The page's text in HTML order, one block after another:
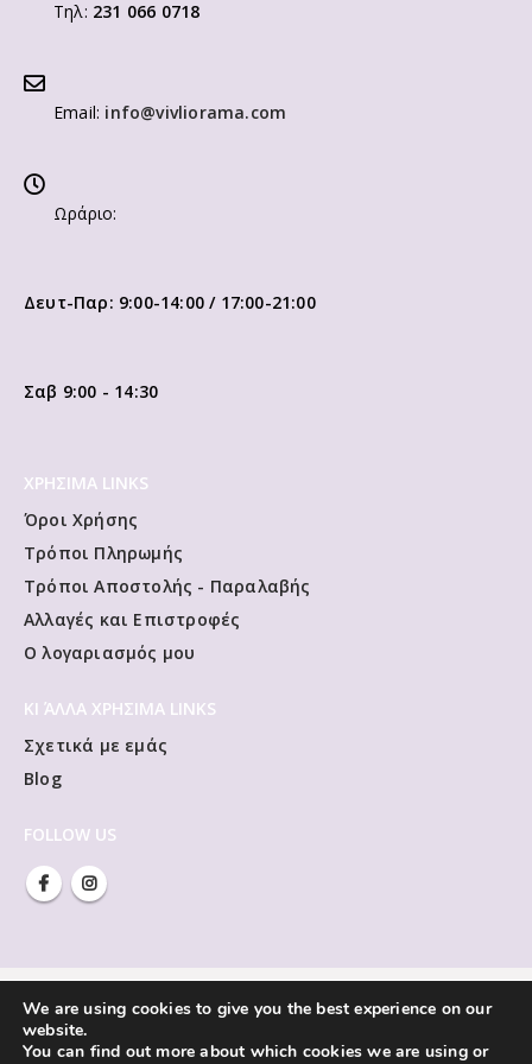
Τηλ: 231 066 0718
Email: info@vivliorama.com
Ωράριο:
Δευτ-Παρ: 9:00-14:00 / 17:00-21:00
Σαβ 9:00 - 14:30
ΧΡΗΣΙΜΑ LINKS
Όροι Χρήσης
Τρόποι Πληρωμής
Τρόποι Αποστολής - Παραλαβής
Αλλαγές και Επιστροφές
Ο λογαριασμός μου
ΚΙ ΆΛΛΑ ΧΡΗΣΙΜΑ LINKS
Σχετικά με εμάς
Blog
FOLLOW US
We are using cookies to give you the best experience on our
website.
You can find out more about which cookies we are using or